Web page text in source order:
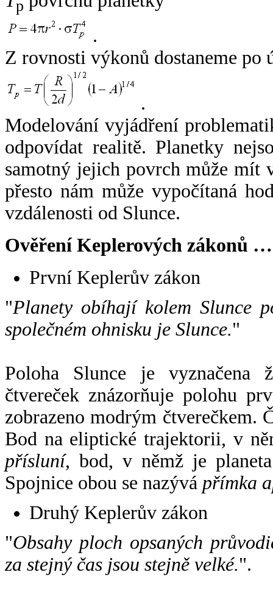
p
.
Z rovnosti výkonů dostaneme po
.
Modelování vyjádření
odpovídat realitě. Planetky
samotný jejich povrch může mít
přesto nám může vypočítaná
vzdálenosti od Slunce.
Ověření Keplerových zákonů …
První Keplerův zákon
"Planety obíhají kolem Slunce
společném ohnisku je Slunce."
Poloha Slunce je vyznačena
čtvereček znázorňuje polohu
zobrazeno modrým čtverečkem.
Bod na eliptické trajektorii, v
přísluní, bod, v němž je
Spojnice obou se nazývá přímka
Druhý Keplerův zákon
"Obsahy ploch opsaných
za stejný čas jsou stejně velké.".